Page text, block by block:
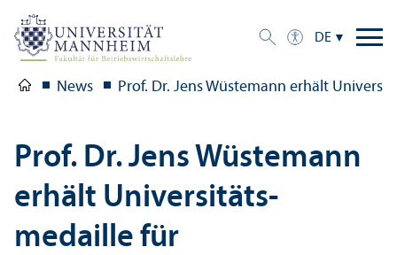
DE
News Prof. Dr. Jens Wüstemann erhält
Prof. Dr. Jens Wüstemann
erhält Universitäts­
medaille für